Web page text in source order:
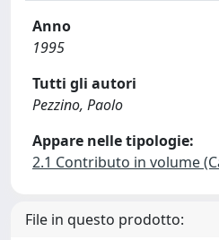
Anno
1995
Tutti gli autori
Pezzino, Paolo
Appare nelle tipologie:
2.1 Contributo in volume
File in questo prodotto: